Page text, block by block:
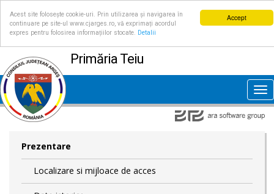
Accept
Acest site folosește cookie-uri. Prin utilizarea și navigarea în
continuare pe site-ul www.cjarges.ro, vă exprimați acordul
expres pentru folosirea informațiilor stocate.
Detalii
Primăria Teiu
Prezentare
Localizare si mijloace de acces